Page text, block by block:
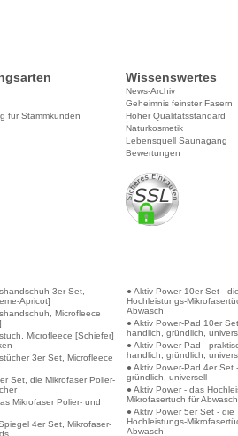
für Stammkunden
Wissenswertes
News-Archiv
Geheimnis feinster Fasern
Hoher Qualitätsstandard
Naturkosmetik
Lebensquell Saunagang
Bewertungen
3er Set,
Apricot]
Microfleece
Microfleece [Schiefer]
3er Set, Microfleece
Set, die Mikrofaser Polier-
Mikrofaser Polier- und
4er Set, Mikrofaser-
● Aktiv Power 10er Set - die
Hochleistungs-
Abwasch
● Aktiv Power-Pad 10er
handlich, gründlich,
● Aktiv Power-Pad -
handlich, gründlich,
● Aktiv Power-Pad 4er Set
gründlich, universell
● Aktiv Power - das
Mikrofasertuch für
● Aktiv Power 5er Set - die
Hochleistungs-
Abwasch